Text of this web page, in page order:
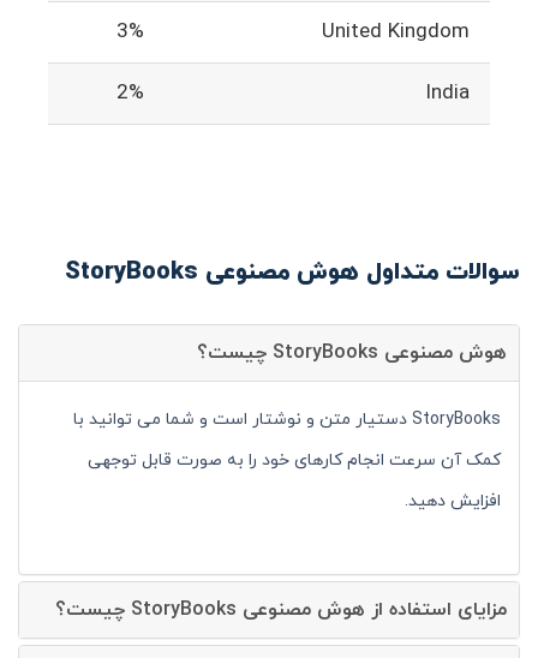
United Kingdom
3%
India
2%
سوالات متداول هوش مصنوعی StoryBooks
هوش مصنوعی StoryBooks چیست؟
StoryBooks دستیار متن و نوشتار است و شما می توانید با
کمک آن سرعت انجام کارهای خود را به صورت قابل توجهی
افزایش دهید.
مزایای استفاده از هوش مصنوعی StoryBooks چیست؟